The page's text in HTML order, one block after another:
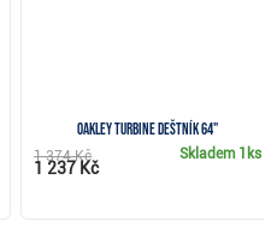
Oakley Turbine deštník 64"
Skladem 1ks
1 374 Kč
1 237 Kč